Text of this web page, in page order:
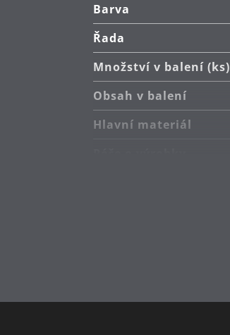
Barva
Řada
Množství v balení (ks)
Obsah v balení
Hlavní materiál